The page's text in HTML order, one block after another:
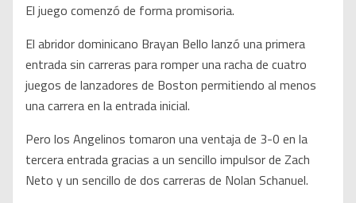
El juego comenzó de forma promisoria.
El abridor dominicano Brayan Bello lanzó una primera
entrada sin carreras para romper una racha de cuatro
juegos de lanzadores de Boston permitiendo al menos
una carrera en la entrada inicial.
Pero los Angelinos tomaron una ventaja de 3-0 en la
tercera entrada gracias a un sencillo impulsor de Zach
Neto y un sencillo de dos carreras de Nolan Schanuel.